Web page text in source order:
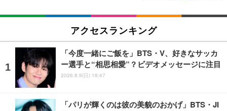
アクセスランキング
「今度一緒にご飯を」BTS・V、好きなサッカ
ー選手と“相思相愛”？ビデオメッセージに注目
2026.8.9(日) 18:47
「パリが輝くのは彼の美貌のおかげ」BTS・JI